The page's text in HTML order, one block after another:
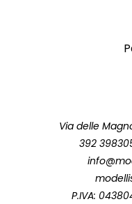
Via delle
392
P.IVA: